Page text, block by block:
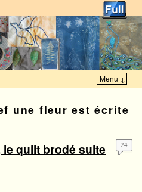
Menu ↓
une fleur est écrite
le quilt brodé suite
24